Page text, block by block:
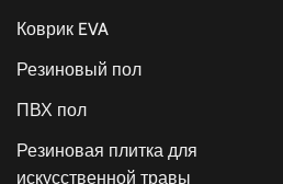
Коврик EVA
Резиновый пол
ПВХ пол
Резиновая плитка для
искусственной травы